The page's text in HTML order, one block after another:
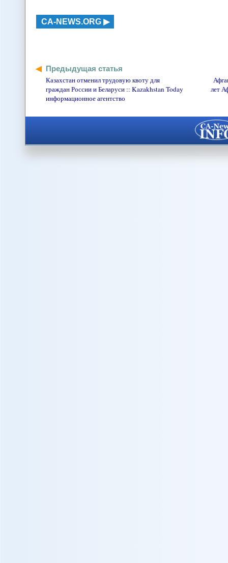
CA-NEWS.ORG
Предыдущая статья
Казахстан отменил трудовую квоту для
граждан России и Беларуси :: Kazakhstan Today
информационное агентство
лет